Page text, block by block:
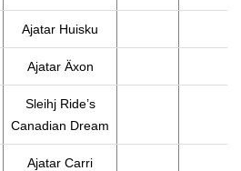
Ajatar Huisku
Ajatar Äxon
Sleihj Ride’s
Canadian Dream
Ajatar Carri